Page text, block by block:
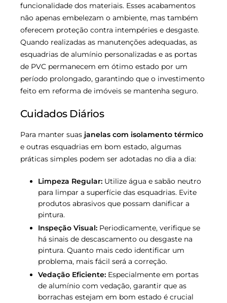
funcionalidade dos materiais. Esses acabamentos
não apenas embelezam o ambiente, mas também
oferecem proteção contra intempéries e desgaste.
Quando realizadas as manutenções adequadas, as
esquadrias de alumínio personalizadas e as portas
de PVC permanecem em ótimo estado por um
período prolongado, garantindo que o investimento
feito em reforma de imóveis se mantenha seguro.
Cuidados Diários
Para manter suas janelas com isolamento térmico
e outras esquadrias em bom estado, algumas
práticas simples podem ser adotadas no dia a dia:
Limpeza Regular: Utilize água e sabão neutro
para limpar a superfície das esquadrias. Evite
produtos abrasivos que possam danificar a
pintura.
Inspeção Visual: Periodicamente, verifique se
há sinais de descascamento ou desgaste na
pintura. Quanto mais cedo identificar um
problema, mais fácil será a correção.
Vedação Eficiente: Especialmente em portas
de alumínio com vedação, garantir que as
borrachas estejam em bom estado é crucial